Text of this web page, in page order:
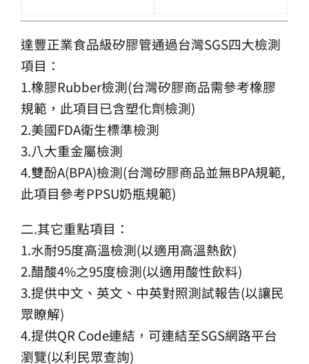
達豐正業食品級矽膠管通過台灣SGS四大檢測
項目：
1.橡膠Rubber檢測(台灣矽膠商品需參考橡膠
規範，此項目已含塑化劑檢測)
2.美國FDA衛生標準檢測
3.八大重金屬檢測
4.雙酚A(BPA)檢測(台灣矽膠商品並無BPA規範,
此項目參考PPSU奶瓶規範)
二.其它重點項目：
1.水耐95度高溫檢測(以適用高溫熱飲)
2.醋酸4%之95度檢測(以適用酸性飲料)
3.提供中文、英文、中英對照測試報告(以讓民
眾瞭解)
4.提供QR Code連結，可連結至SGS網路平台
瀏覽(以利民眾查詢)